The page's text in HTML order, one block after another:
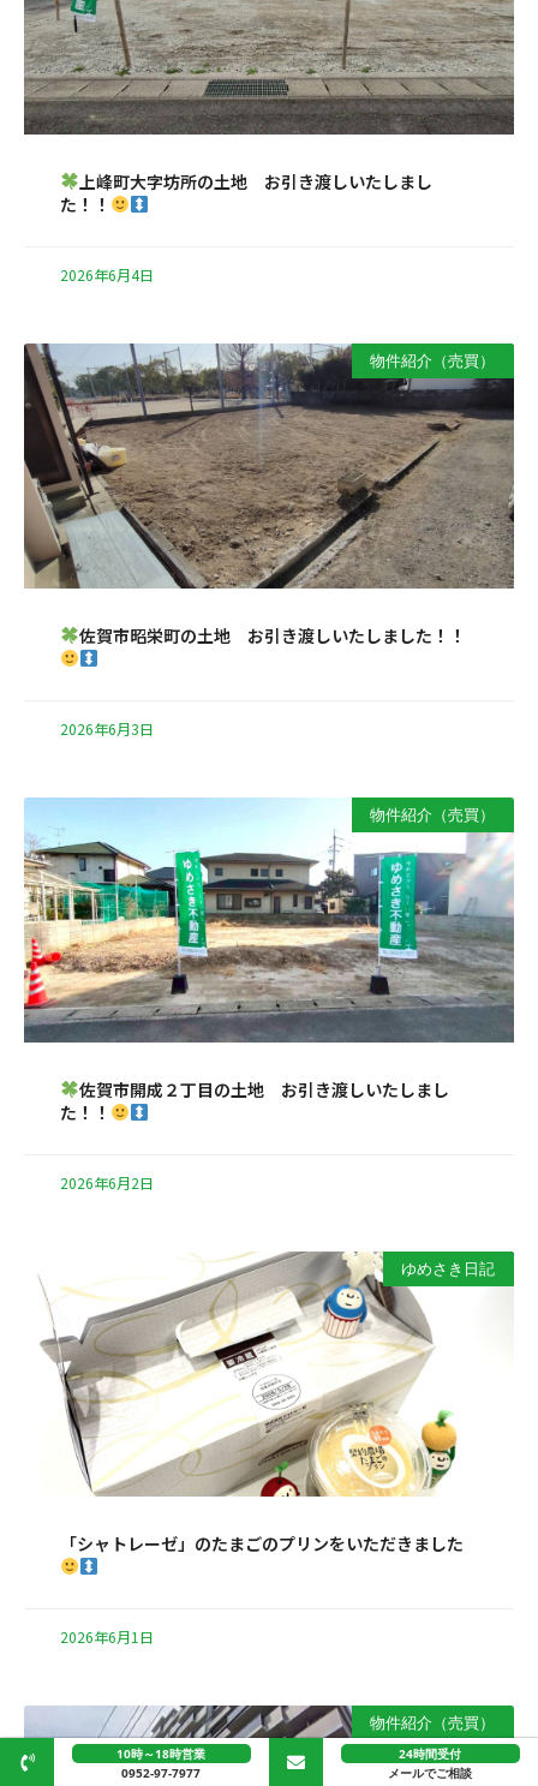
上峰町大字坊所の土地 お引き渡しいたしまし
た！！
2026年6月4日
物件紹介（売買）
佐賀市昭栄町の土地 お引き渡しいたしました！！
2026年6月3日
物件紹介（売買）
佐賀市開成２丁目の土地 お引き渡しいたしまし
た！！
2026年6月2日
ゆめさき日記
「シャトレーゼ」のたまごのプリンをいただきました
2026年6月1日
物件紹介（売買）
10時～18時営業
0952-97-7977
24時間受付
メールでご相談